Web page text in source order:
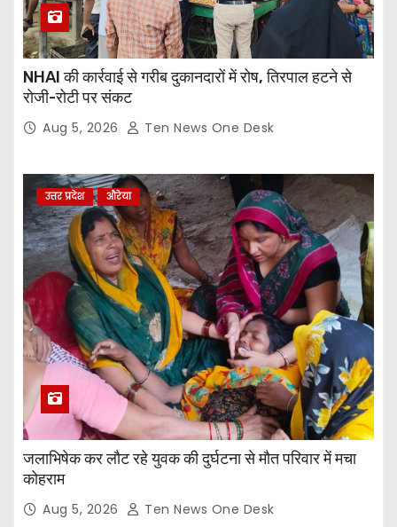
NHAI की कार्रवाई से गरीब दुकानदारों में रोष, तिरपाल हटने से
रोजी-रोटी पर संकट
Aug 5, 2026 Ten News One Desk
उत्तर प्रदेश औरेया
जलाभिषेक कर लौट रहे युवक की दुर्घटना से मौत परिवार में मचा
कोहराम
Aug 5, 2026 Ten News One Desk